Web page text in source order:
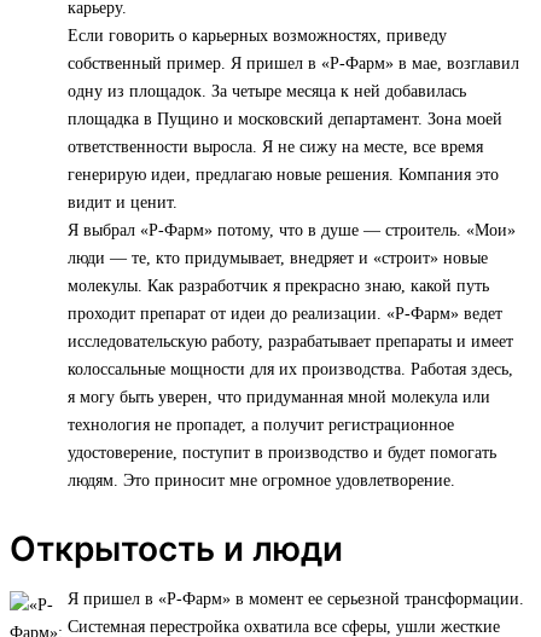
карьеру.
Если говорить о карьерных возможностях, приведу
собственный пример. Я пришел в «Р-Фарм» в мае, возглавил
одну из площадок. За четыре месяца к ней добавилась
площадка в Пущино и московский департамент. Зона моей
ответственности выросла. Я не сижу на месте, все время
генерирую идеи, предлагаю новые решения. Компания это
видит и ценит.
Я выбрал «Р-Фарм» потому, что в душе — строитель. «Мои»
люди — те, кто придумывает, внедряет и «строит» новые
молекулы. Как разработчик я прекрасно знаю, какой путь
проходит препарат от идеи до реализации. «Р-Фарм» ведет
исследовательскую работу, разрабатывает препараты и имеет
колоссальные мощности для их производства. Работая здесь,
я могу быть уверен, что придуманная мной молекула или
технология не пропадет, а получит регистрационное
удостоверение, поступит в производство и будет помогать
людям. Это приносит мне огромное удовлетворение.
Открытость и люди
Я пришел в «Р-Фарм» в момент ее серьезной трансформации.
Системная перестройка охватила все сферы, ушли жесткие